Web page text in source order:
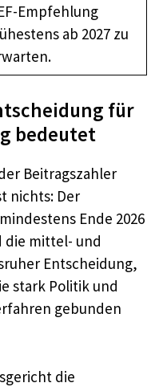
Empfehlung
ab 2027 zu
für
bedeutet
Beitragszahler
nichts: Der
Ende 2026
die mittel- und
Entscheidung,
stark Politik und
gebunden
die